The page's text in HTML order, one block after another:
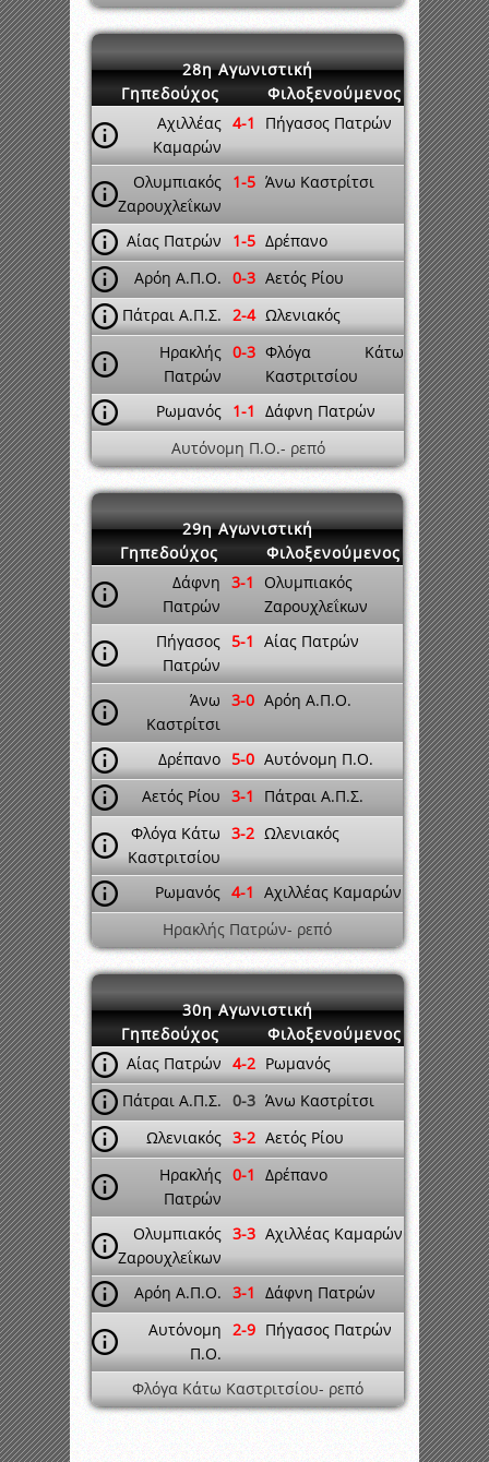
28η Αγωνιστική
Γηπεδούχος
Φιλοξενούμενος
Αχιλλέας
Καμαρών
4-1 Πήγασος Πατρών
Ολυμπιακός
Ζαρουχλεΐκων
1-5 Άνω Καστρίτσι
Αίας Πατρών 1-5 Δρέπανο
Αρόη Α.Π.Ο. 0-3 Αετός Ρίου
Πάτραι Α.Π.Σ. 2-4 Ωλενιακός
Ηρακλής
Πατρών
0-3 Φλόγα Κάτω
Καστριτσίου
Ρωμανός 1-1 Δάφνη Πατρών
Αυτόνομη Π.Ο.- ρεπό
29η Αγωνιστική
Γηπεδούχος
Φιλοξενούμενος
Δάφνη
Πατρών
3-1 Ολυμπιακός
Ζαρουχλεΐκων
Πήγασος
Πατρών
5-1 Αίας Πατρών
Άνω
Καστρίτσι
3-0 Αρόη Α.Π.Ο.
Δρέπανο 5-0 Αυτόνομη Π.Ο.
Αετός Ρίου 3-1
Πάτραι Α.Π.Σ.
Φλόγα Κάτω
Καστριτσίου
3-2 Ωλενιακός
Ρωμανός 4-1 Αχιλλέας Καμαρών
Ηρακλής Πατρών- ρεπό
30η Αγωνιστική
Γηπεδούχος
Φιλοξενούμενος
Αίας Πατρών 4-2 Ρωμανός
Πάτραι Α.Π.Σ. 0-3 Άνω Καστρίτσι
Ωλενιακός 3-2 Αετός Ρίου
Ηρακλής
Πατρών
0-1 Δρέπανο
Ολυμπιακός
Ζαρουχλεΐκων
3-3 Αχιλλέας Καμαρών
Αρόη Α.Π.Ο. 3-1 Δάφνη Πατρών
Αυτόνομη
Π.Ο.
2-9 Πήγασος Πατρών
Φλόγα Κάτω Καστριτσίου- ρεπό